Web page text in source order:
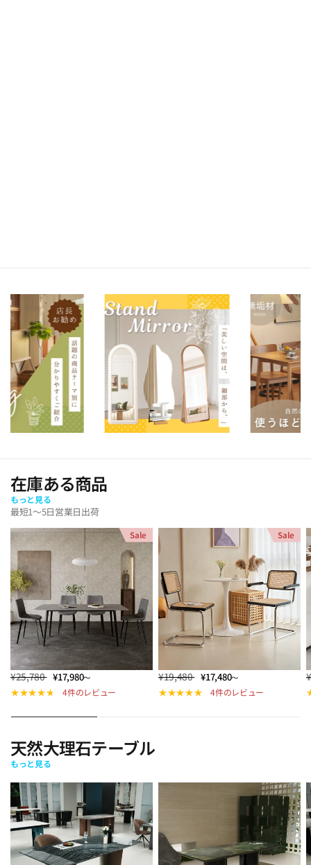
在庫ある商品
もっと見る
最短1～5日営業日出荷
Sale
¥25,780 ¥17,980～
4件のレビュー
Sale
¥19,480 ¥17,480～
4件のレビュー
天然大理石テーブル
もっと見る